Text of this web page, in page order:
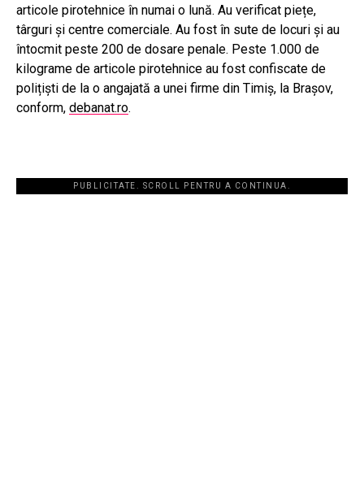
articole pirotehnice în numai o lună. Au verificat piețe,
târguri și centre comerciale. Au fost în sute de locuri și au
întocmit peste 200 de dosare penale. Peste 1.000 de
kilograme de articole pirotehnice au fost confiscate de
polițiști de la o angajată a unei firme din Timiș, la Brașov,
conform, debanat.ro.
PUBLICITATE. SCROLL PENTRU A CONTINUA.